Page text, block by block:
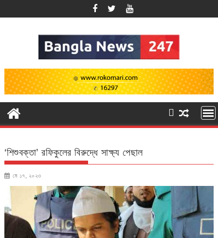
to
‘শিশুবক্তা’ রফিকুলের বিরুদ্ধে সাক্ষ্য পেছাল
মে ১৭, ২০২৩